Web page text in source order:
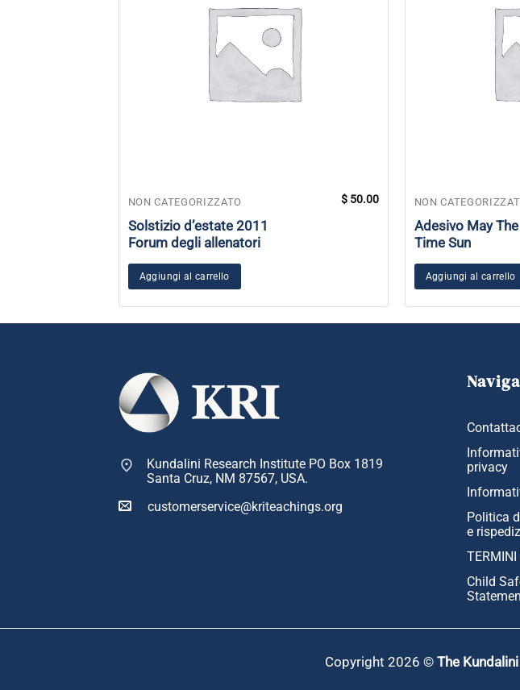
NON CATEGORIZZATO
Solstizio d’estate 2011
Forum degli allenatori
$ 50.00
Aggiungi al carrello
NON
Adesivo May
Time Sun
Aggiungi al carrello
Kundalini Research Institute PO Box 1819
Santa Cruz, NM 87567, USA.
customerservice@kriteachings.org
privacy
Politica
e
TERMINI
Child
Copyright 2026 © The